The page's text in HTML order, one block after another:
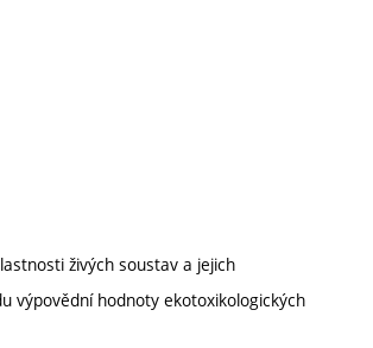
živých soustav a jejich
výpovědní hodnoty ekotoxikologických